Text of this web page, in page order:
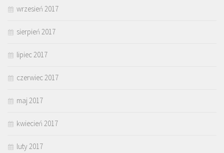
wrzesień 2017
sierpień 2017
lipiec 2017
czerwiec 2017
maj 2017
kwiecień 2017
luty 2017